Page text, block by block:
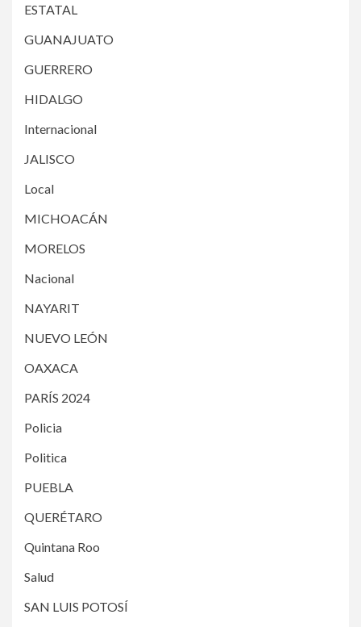
ESTATAL
GUANAJUATO
GUERRERO
HIDALGO
Internacional
JALISCO
Local
MICHOACÁN
MORELOS
Nacional
NAYARIT
NUEVO LEÓN
OAXACA
PARÍS 2024
Policia
Politica
PUEBLA
QUERÉTARO
Quintana Roo
Salud
SAN LUIS POTOSÍ